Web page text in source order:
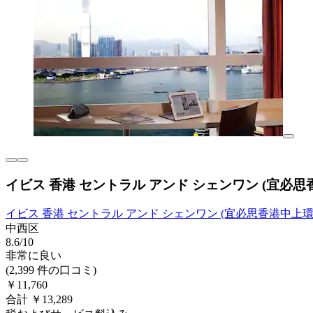
イビス 香港 セントラル アンド シェンワン (宜必思
イビス 香港 セントラル アンド シェンワン (宜必思香港中上
中西区
8.6/10
非常に良い
(2,399 件の口コミ)
￥11,760
合計 ￥13,289